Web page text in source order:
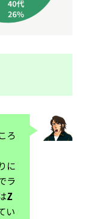
ろ
に
ラ
Z
い